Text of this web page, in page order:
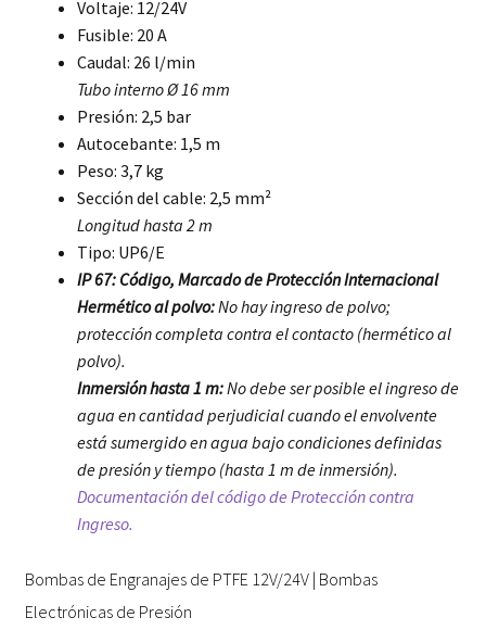
Voltaje: 12/24V
Fusible: 20 A
Caudal: 26 l/min
Tubo interno Ø 16 mm
Presión: 2,5 bar
Autocebante: 1,5 m
Peso: 3,7 kg
Sección del cable: 2,5 mm²
Longitud hasta 2 m
Tipo: UP6/E
IP 67: Código, Marcado de Protección Internacional
Hermético al polvo:No hay ingreso de polvo;
protección completa contra el contacto (hermético al
polvo).
Inmersión hasta 1 m:No debe ser posible el ingreso de
agua en cantidad perjudicial cuando el envolvente
está sumergido en agua bajo condiciones definidas
de presión y tiempo (hasta 1 m de inmersión).
Documentación del código de Protección contra
Ingreso.
Bombas de Engranajes de PTFE 12V/24V | Bombas
Electrónicas de Presión